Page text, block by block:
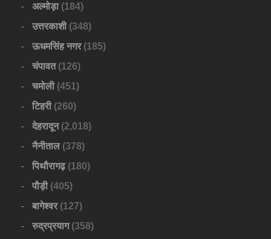
अल्मोड़ा(184)
उत्तरकाशी(348)
ऊधमसिंह नगर(185)
चंपावत(126)
चमोली(451)
टिहरी(260)
देहरादून(2,018)
नैनीताल(378)
पिथौरागढ़(180)
पौड़ी(405)
बागेश्वर(127)
रुद्रप्रयाग(358)